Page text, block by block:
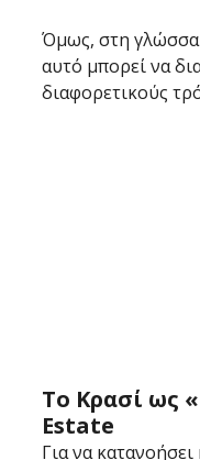
Όμως, στη
αυτό μπορεί να
διαφορετικούς
Το Κρασί ως
Estate
Για να κατανοήσει